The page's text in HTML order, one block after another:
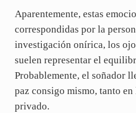
Aparentemente, estas
correspondidas por la
investigación onírica, los
suelen representar el
Probablemente, el soñador
paz consigo mismo, tanto
privado.